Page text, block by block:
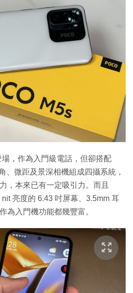
，作為入門級電話，但卻搭配
、微距及景深相機組成四攝系統，
，本來已有一定吸引力。而且
亮度的 6.43 吋屏幕、3.5mm 耳
為入門機功能都幾豐富。